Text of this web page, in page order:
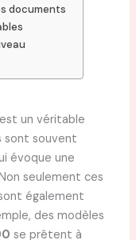
documents
un véritable
sont souvent
évoque une
seulement ces
également
des modèles
se prêtent à